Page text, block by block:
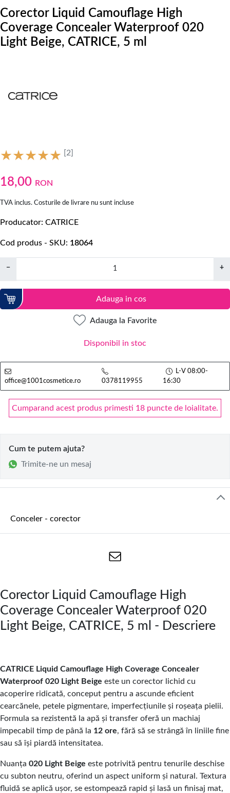
Corector Liquid Camouflage High
Coverage Concealer Waterproof 020
Light Beige, CATRICE, 5 ml
[2]
18,00 RON
TVA inclus. Costurile de livrare nu sunt incluse
Producator CATRICE
Cod produs - SKU 18064
− +
Adauga in cos
Adauga la Favorite
Disponibil in stoc
office@1001cosmetice.ro 0378119955
L-V 08:00-
16:30
Cumparand acest produs primesti 18 puncte de loialitate.
Cum te putem ajuta?
Trimite-ne un mesaj
Conceler - corector
Corector Liquid Camouflage High
Coverage Concealer Waterproof 020
Light Beige, CATRICE, 5 ml - Descriere
CATRICE Liquid Camouflage High Coverage Concealer
Waterproof 020 Light Beige este un corector lichid cu
acoperire ridicată, conceput pentru a ascunde eficient
cearcănele, petele pigmentare, imperfecțiunile și roșeața pielii.
Formula sa rezistentă la apă și transfer oferă un machiaj
impecabil timp de până la 12 ore, fără să se strângă în liniile fine
sau să își piardă intensitatea.
Nuanța 020 Light Beige este potrivită pentru tenurile deschise
cu subton neutru, oferind un aspect uniform și natural. Textura
fluidă se aplică ușor, se estompează rapid și lasă un finisaj mat,